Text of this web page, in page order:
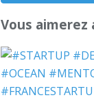
Vous aimerez